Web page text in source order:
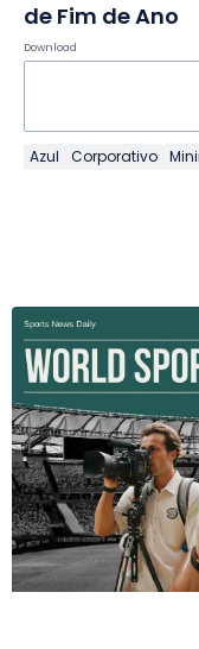
de Fim de Ano
Download
Azul Corporativo